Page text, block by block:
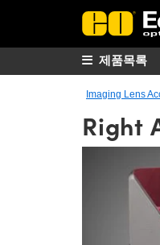
제품목록
Imaging Lens
Right